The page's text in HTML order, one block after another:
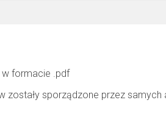
w formacie .pdf
zostały sporządzone przez